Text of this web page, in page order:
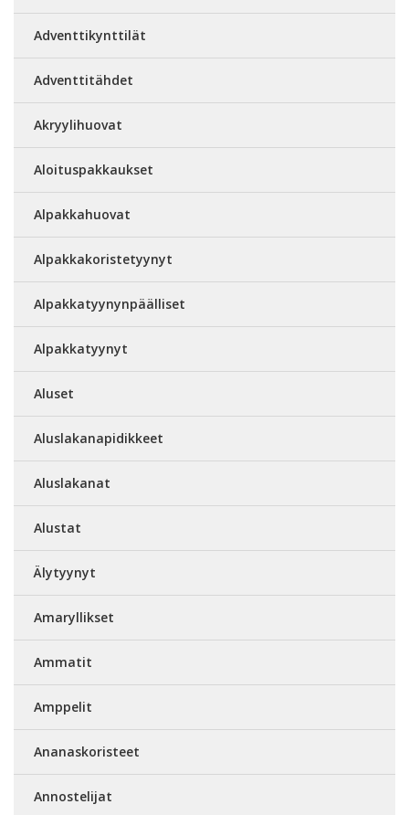
Adventtikynttilät
Adventtitähdet
Akryylihuovat
Aloituspakkaukset
Alpakkahuovat
Alpakkakoristetyynyt
Alpakkatyynynpäälliset
Alpakkatyynyt
Aluset
Aluslakanapidikkeet
Aluslakanat
Alustat
Älytyynyt
Amaryllikset
Ammatit
Amppelit
Ananaskoristeet
Annostelijat